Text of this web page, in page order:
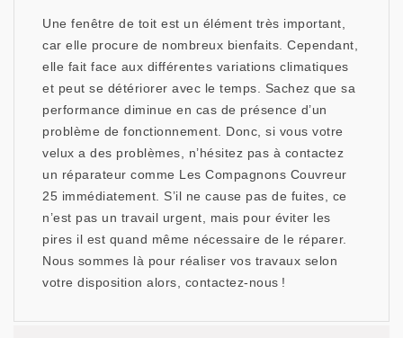
Une fenêtre de toit est un élément très important,
car elle procure de nombreux bienfaits. Cependant,
elle fait face aux différentes variations climatiques
et peut se détériorer avec le temps. Sachez que sa
performance diminue en cas de présence d’un
problème de fonctionnement. Donc, si vous votre
velux a des problèmes, n’hésitez pas à contactez
un réparateur comme Les Compagnons Couvreur
25 immédiatement. S’il ne cause pas de fuites, ce
n’est pas un travail urgent, mais pour éviter les
pires il est quand même nécessaire de le réparer.
Nous sommes là pour réaliser vos travaux selon
votre disposition alors, contactez-nous !